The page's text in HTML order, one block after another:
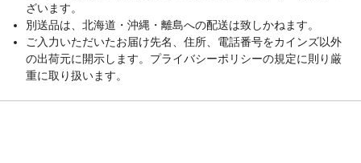
ざいます。
別送品は、北海道・沖縄・離島への配送は致しかねます。
ご入力いただいたお届け先名、住所、電話番号をカインズ以外
の出荷元に開示します。プライバシーポリシーの規定に則り厳
重に取り扱います。